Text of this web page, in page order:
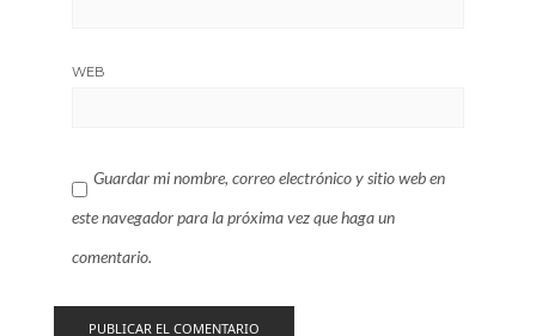
WEB
Guardar mi nombre, correo electrónico y sitio web en
este navegador para la próxima vez que haga un
comentario.